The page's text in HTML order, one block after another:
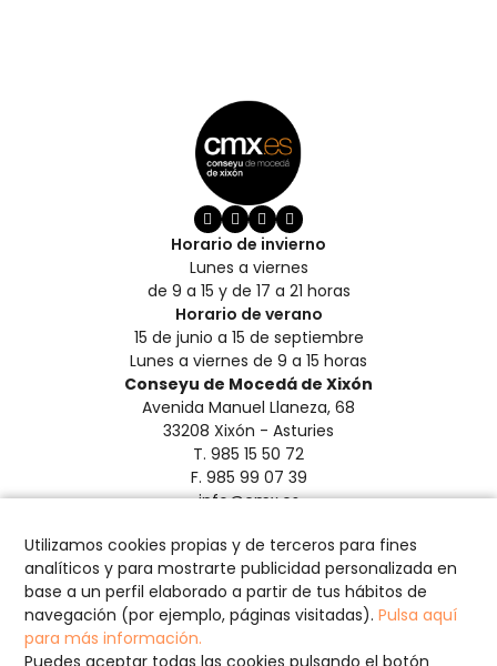
Conseyu de Mocedá de Xixón
Avenida Manuel Llaneza, 68
33208 Xixón - Asturies
T. 985 15 50 72
F. 985 99 07 39
info@cmx.es
Créditos
Política de Cookies
Configurar cookies
Horario de invierno
Lunes a viernes
de 9 a 15 y de 17 a 21 horas
Horario de verano
15 de junio a 15 de septiembre
Lunes a viernes de 9 a 15 horas
Utilizamos cookies propias y de terceros para fines
analíticos y para mostrarte publicidad personalizada en
base a un perfil elaborado a partir de tus hábitos de
navegación (por ejemplo, páginas visitadas). Pulsa aquí
para más información.
Puedes aceptar todas las cookies pulsando el botón